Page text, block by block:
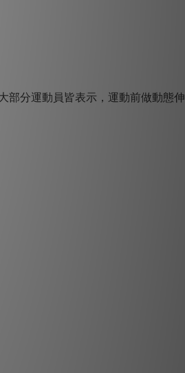
部分運動員皆表示，運動前做動態伸